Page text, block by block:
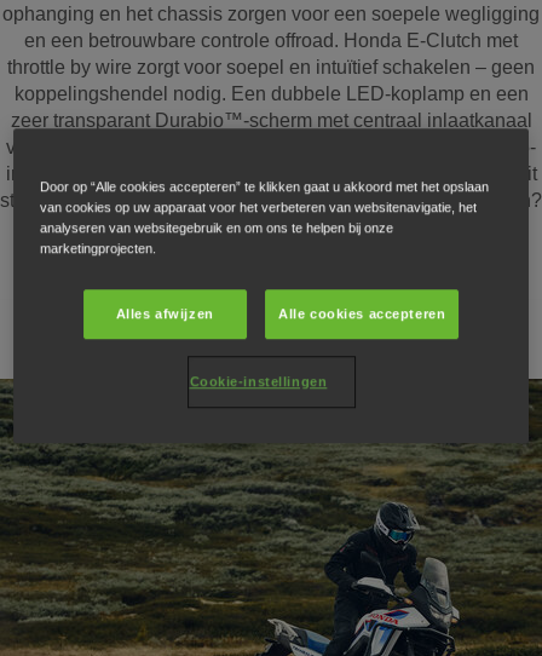
ophanging en het chassis zorgen voor een soepele wegligging
en een betrouwbare controle offroad. Honda E-Clutch met
throttle by wire zorgt voor soepel en intuïtief schakelen – geen
koppelingshendel nodig. Een dubbele LED-koplamp en een
zeer transparant Durabio™-scherm met centraal inlaatkanaal
verbeteren de aerodynamica en windbescherming. Met een 5-
inch TFT-display en volledige Honda RoadSync-connectiviteit
stelt de XL750 Transalp slechts één vraag: hoe ver wil je gaan?
Motor & prestaties Rijtechnologie Styling Comfort
Door op “Alle cookies accepteren” te klikken gaat u akkoord met het opslaan
van cookies op uw apparaat voor het verbeteren van websitenavigatie, het
analyseren van websitegebruik en om ons te helpen bij onze
marketingprojecten.
Alles afwijzen Alle cookies accepteren
Cookie-instellingen